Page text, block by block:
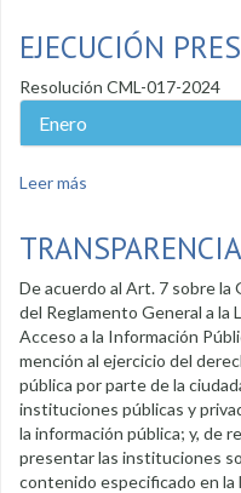
EJECUCIÓN
Resolución CML-017-2024
Enero
Leer más
De acuerdo al Art. 7 sobre la
del Reglamento General a la
Acceso a la Información
mención al ejercicio del
pública por parte de la
instituciones públicas y
la información pública; y, de
presentar las instituciones
contenido especificado en la